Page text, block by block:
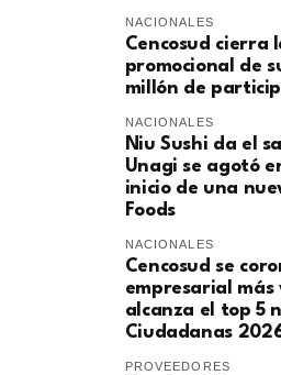
NACIONALES
Cencosud cierra
promocional de
millón de
NACIONALES
Niu Sushi da el
Unagi se agotó
inicio de una
Foods
NACIONALES
Cencosud se
empresarial más
alcanza el top 5
Ciudadanas
PROVEEDORES